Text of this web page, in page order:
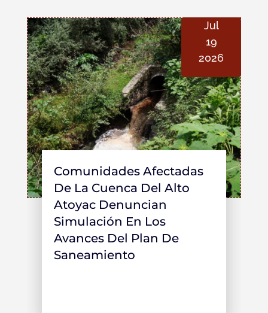
Jul
19
2026
Comunidades Afectadas
De La Cuenca Del Alto
Atoyac Denuncian
Simulación En Los
Avances Del Plan De
Saneamiento